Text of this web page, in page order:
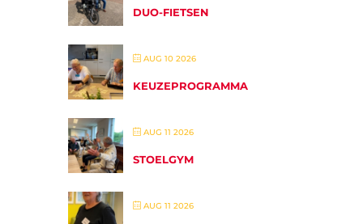
DUO-FIETSEN
AUG 10 2026
KEUZEPROGRAMMA
AUG 11 2026
STOELGYM
AUG 11 2026